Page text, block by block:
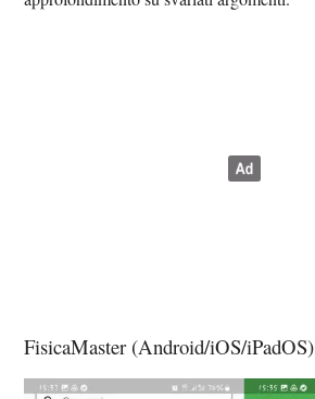
FisicaMaster (Android/iOS/iPadOS)